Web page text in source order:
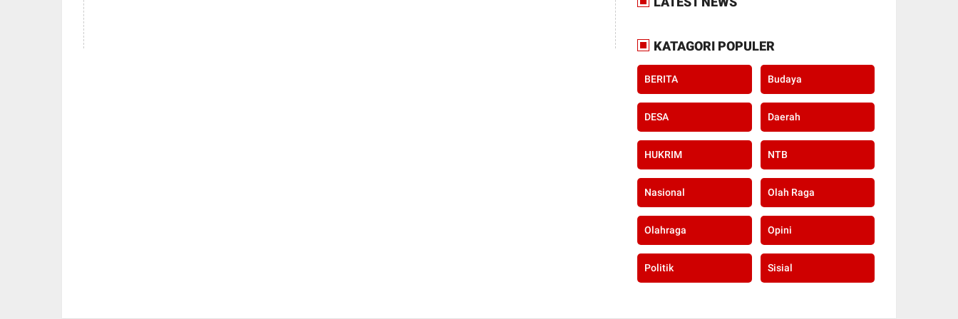
KATAGORI POPULER
BERITA Budaya
DESA Daerah
HUKRIM NTB
Nasional Olah Raga
Olahraga Opini
Politik Sisial